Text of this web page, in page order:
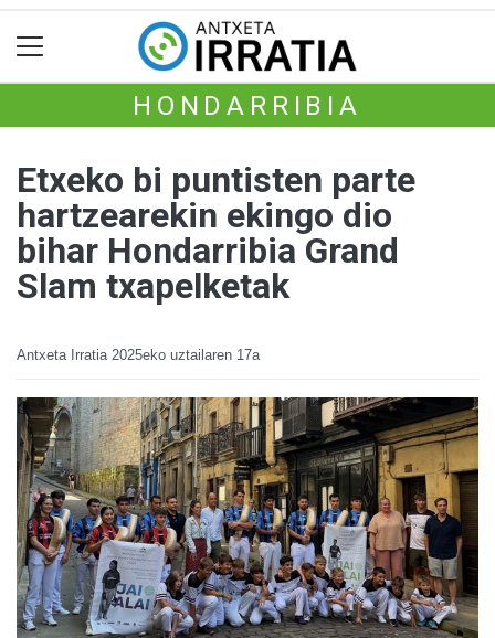
HONDARRIBIA
Etxeko bi puntisten parte
hartzearekin ekingo dio
bihar Hondarribia Grand
Slam txapelketak
Antxeta Irratia 2025eko uztailaren 17a